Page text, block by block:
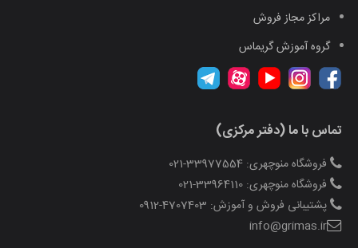
مراکز مجاز فروش
گروه آموزش گریماس
تماس با ما (دفتر مرکزی)
فروشگاه منوچهری: 33977554-021
فروشگاه منوچهری: 33964110-021
پشتیبانی فروش و آموزش: 4707403-0912
info@grimas.ir